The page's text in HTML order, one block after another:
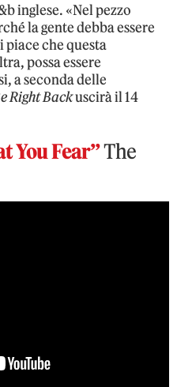
inglese. «Nel pezzo
la gente debba essere
piace che questa
possa essere
a seconda delle
Right Backuscirà il 14
You Fear”The